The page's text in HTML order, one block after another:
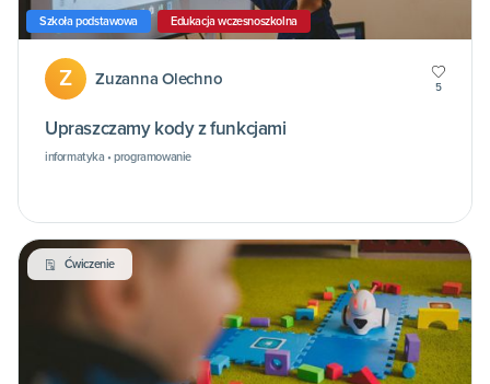
Szkoła podstawowa Edukacja wczesnoszkolna
Z Zuzanna Olechno 5
Upraszczamy kody z funkcjami
informatyka • programowanie
Ćwiczenie